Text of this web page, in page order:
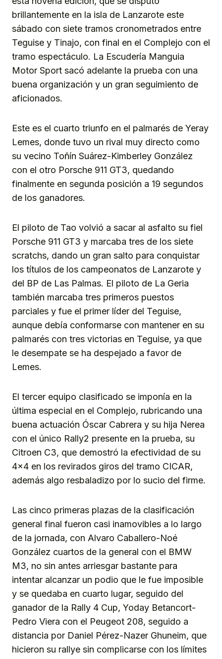
brillantemente en la isla de Lanzarote este
sábado con siete tramos cronometrados entre
Teguise y Tinajo, con final en el Complejo con el
tramo espectáculo. La Escudería Manguia
Motor Sport sacó adelante la prueba con una
buena organización y un gran seguimiento de
aficionados.
Este es el cuarto triunfo en el palmarés de Yeray
Lemes, donde tuvo un rival muy directo como
su vecino Toñín Suárez-Kimberley González
con el otro Porsche 911 GT3, quedando
finalmente en segunda posición a 19 segundos
de los ganadores.
El piloto de Tao volvió a sacar al asfalto su fiel
Porsche 911 GT3 y marcaba tres de los siete
scratchs, dando un gran salto para conquistar
los títulos de los campeonatos de Lanzarote y
del BP de Las Palmas. El piloto de La Geria
también marcaba tres primeros puestos
parciales y fue el primer líder del Teguise,
aunque debía conformarse con mantener en su
palmarés con tres victorias en Teguise, ya que
le desempate se ha despejado a favor de
Lemes.
El tercer equipo clasificado se imponía en la
última especial en el Complejo, rubricando una
buena actuación Óscar Cabrera y su hija Nerea
con el único Rally2 presente en la prueba, su
Citroen C3, que demostró la efectividad de su
4×4 en los revirados giros del tramo CICAR,
además algo resbaladizo por lo sucio del firme.
Las cinco primeras plazas de la clasificación
general final fueron casi inamovibles a lo largo
de la jornada, con Alvaro Caballero-Noé
González cuartos de la general con el BMW
M3, no sin antes arriesgar bastante para
intentar alcanzar un podio que le fue imposible
y se quedaba en cuarto lugar, seguido del
ganador de la Rally 4 Cup, Yoday Betancort-
Pedro Viera con el Peugeot 208, seguido a
distancia por Daniel Pérez-Nazer Ghuneim, que
hicieron su rallye sin complicarse con los límites